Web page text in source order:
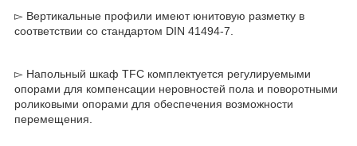
▻ Вертикальные профили имеют юнитовую разметку в
соответствии со стандартом DIN 41494-7.
▻ Напольный шкаф TFC комплектуется регулируемыми
опорами для компенсации неровностей пола и поворотными
роликовыми опорами для обеспечения возможности
перемещения.